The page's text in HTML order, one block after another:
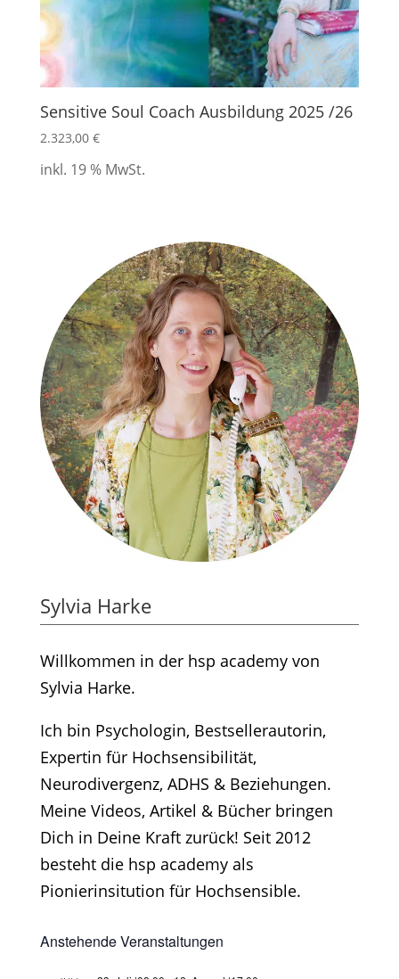
Sensitive Soul Coach Ausbildung 2025 /26
2.323,00 €
inkl. 19 % MwSt.
Sylvia Harke
Willkommen in der hsp academy von
Sylvia Harke.
Ich bin Psychologin, Bestsellerautorin,
Expertin für Hochsensibilität,
Neurodivergenz, ADHS & Beziehungen.
Meine Videos, Artikel & Bücher bringen
Dich in Deine Kraft zurück! Seit 2012
besteht die hsp academy als
Pionierinsitution für Hochsensible.
Anstehende Veranstaltungen